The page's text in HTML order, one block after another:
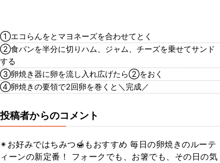
①エコらんをとマヨネーズを合わせてとく
②食パンを半分に切りハム、ジャム、チーズを乗せてサンド
する
③卵焼き器に卵を流し入れ広げたら②をおく
④卵焼きの要領で2回卵を巻くと＼完成／
投稿者からのコメント
✴︎お好みではちみつ🍯もおすすめ 毎日の卵焼きのルーテ
ィーンの新定番！ フォークでも、お箸でも、その日の気